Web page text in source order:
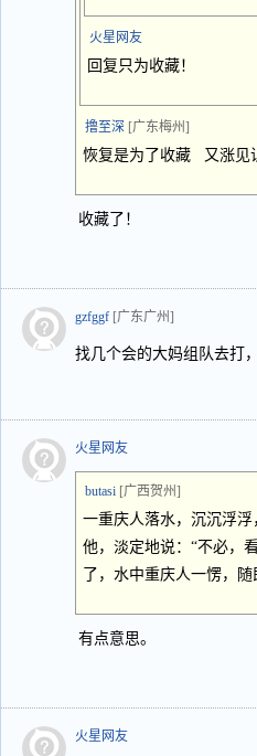
火星网友
回复只为收藏！
撸至深 [广东梅州]
恢复是为了收藏 又涨见
收藏了！
gzfggf [广东广州]
找几个会的大妈组队去打
火星网友
butasi [广西贺州]
一重庆人落水，沉沉浮
他，淡定地说：“不必，
了，水中重庆人一愣，
有点意思。
火星网友